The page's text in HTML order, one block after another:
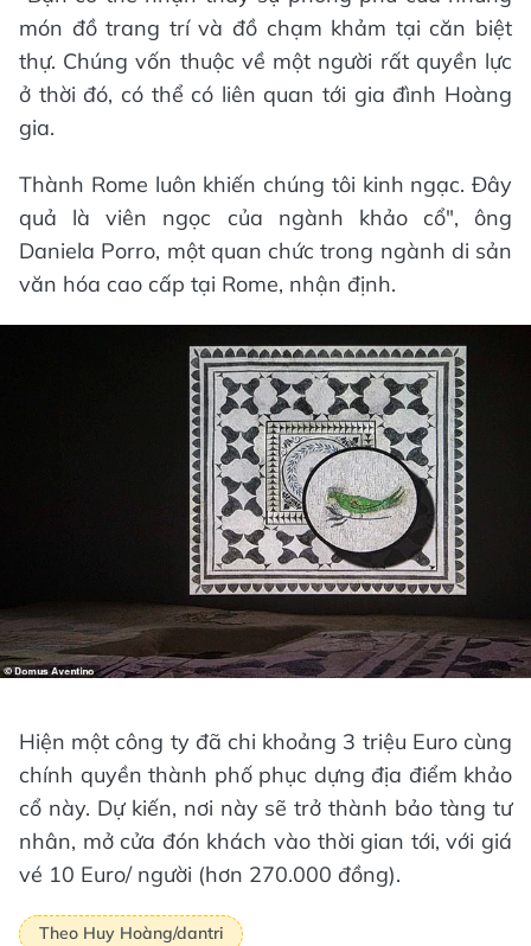
món đồ trang trí và đồ chạm khảm tại căn biệt
thự. Chúng vốn thuộc về một người rất quyền lực
ở thời đó, có thể có liên quan tới gia đình Hoàng
gia.
Thành Rome luôn khiến chúng tôi kinh ngạc. Đây
quả là viên ngọc của ngành khảo cổ", ông
Daniela Porro, một quan chức trong ngành di sản
văn hóa cao cấp tại Rome, nhận định.
Hiện một công ty đã chi khoảng 3 triệu Euro cùng
chính quyền thành phố phục dựng địa điểm khảo
cổ này. Dự kiến, nơi này sẽ trở thành bảo tàng tư
nhân, mở cửa đón khách vào thời gian tới, với giá
vé 10 Euro/ người (hơn 270.000 đồng).
Theo Huy Hoàng/dantri